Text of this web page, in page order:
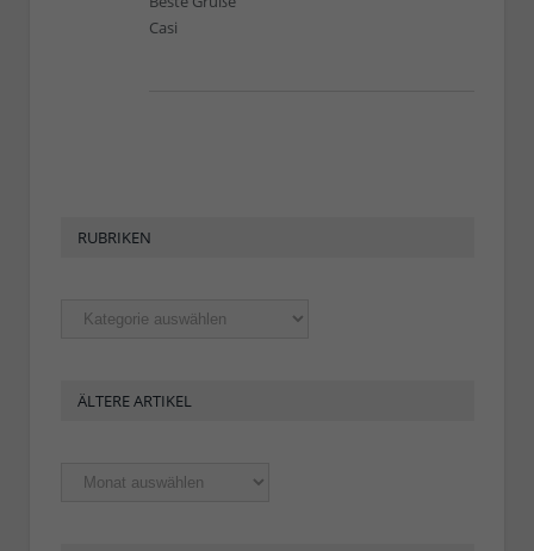
Casi
RUBRIKEN
Rubriken
ÄLTERE ARTIKEL
Ältere
Artikel